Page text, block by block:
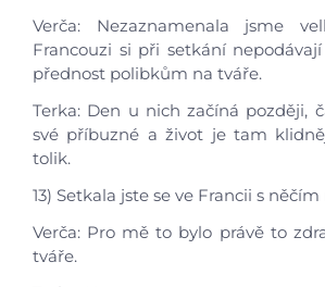
Verča: Nezaznamenala jsme
Francouzi si při setkání
přednost polibkům na tváře.
Terka: Den u nich začíná později,
své příbuzné a život je tam
tolik.
13) Setkala jste se ve Francii s
Verča: Pro mě to bylo právě to
tváře.